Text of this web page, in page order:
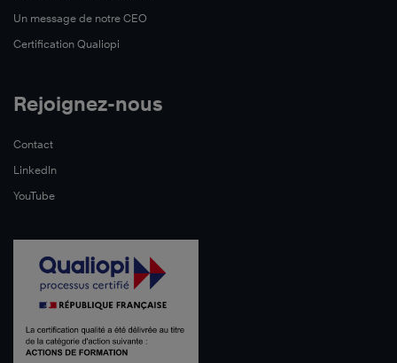
Un message de notre CEO
Certification Qualiopi
Rejoignez-nous
Contact
LinkedIn
YouTube